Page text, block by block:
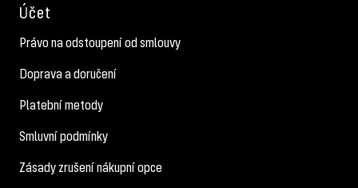
Účet
Právo na odstoupení od smlouvy
Doprava a doručení
Platební metody
Smluvní podmínky
Zásady zrušení nákupní opce